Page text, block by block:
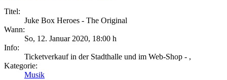
Titel:
Juke Box Heroes - The Original
Wann:
So, 12. Januar 2020, 18:00 h
Info:
Ticketverkauf in der Stadthalle und im Web-Shop - ,
Kategorie:
Musik